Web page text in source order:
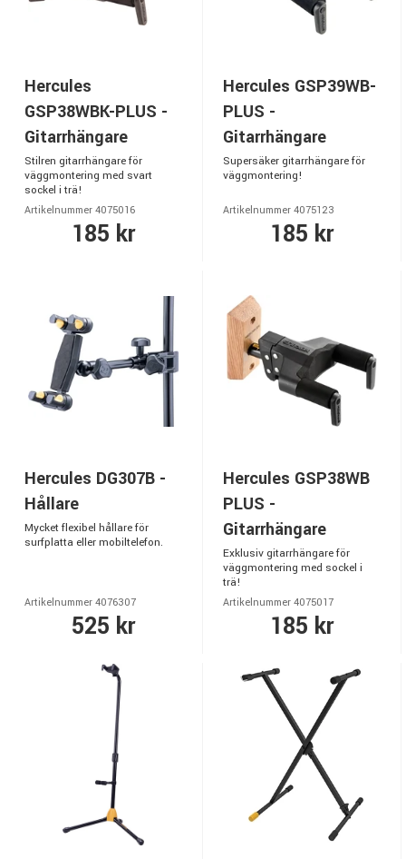
Hercules
GSP38WBK-PLUS -
Gitarrhängare
Stilren gitarrhängare för
väggmontering med svart
sockel i trä!
Artikelnummer 4075016
185 kr
Hercules GSP39WB-
PLUS -
Gitarrhängare
Supersäker gitarrhängare för
väggmontering!
Artikelnummer 4075123
185 kr
Hercules DG307B -
Hållare
Mycket flexibel hållare för
surfplatta eller mobiltelefon.
Artikelnummer 4076307
525 kr
Hercules GSP38WB
PLUS -
Gitarrhängare
Exklusiv gitarrhängare för
väggmontering med sockel i
trä!
Artikelnummer 4075017
185 kr